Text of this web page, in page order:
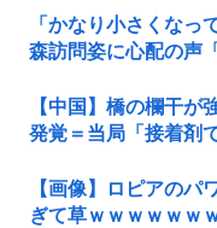
「かなり小さくな
森訪問姿に心配の声
【中国】橋の欄干が
発覚＝当局「接着剤
【画像】ロピアの
ぎて草ｗｗｗｗｗｗ